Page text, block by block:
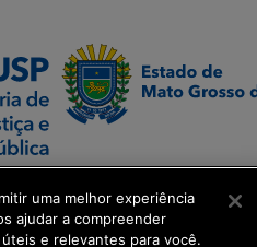
uma melhor experiência
ajudar a compreender
e relevantes para você.